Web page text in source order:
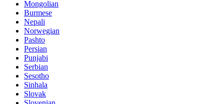
Mongolian
Burmese
Nepali
Norwegian
Pashto
Persian
Punjabi
Serbian
Sesotho
Sinhala
Slovak